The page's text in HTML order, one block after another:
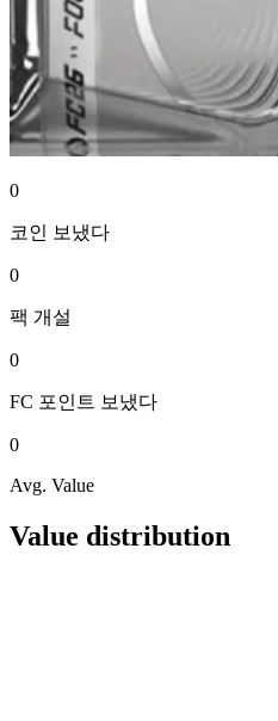
0
코인 보냈다
0
팩 개설
0
FC 포인트 보냈다
0
Avg. Value
Value distribution